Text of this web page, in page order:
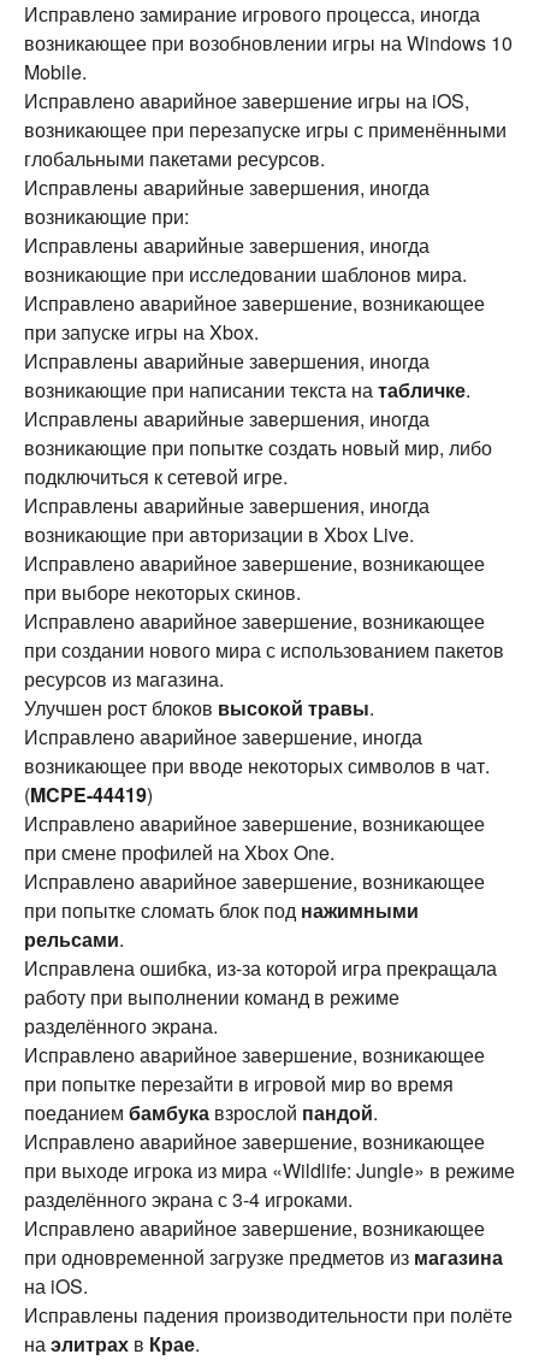
Исправлено замирание игрового процесса, иногда
возникающее при возобновлении игры на Windows 10
Mobile.
Исправлено аварийное завершение игры на iOS,
возникающее при перезапуске игры с применёнными
глобальными пакетами ресурсов.
Исправлены аварийные завершения, иногда
возникающие при:
Исправлены аварийные завершения, иногда
возникающие при исследовании шаблонов мира.
Исправлено аварийное завершение, возникающее
при запуске игры на Xbox.
Исправлены аварийные завершения, иногда
возникающие при написании текста натабличке.
Исправлены аварийные завершения, иногда
возникающие при попытке создать новый мир, либо
подключиться к сетевой игре.
Исправлены аварийные завершения, иногда
возникающие при авторизации в Xbox Live.
Исправлено аварийное завершение, возникающее
при выборе некоторых скинов.
Исправлено аварийное завершение, возникающее
при создании нового мира с использованием пакетов
ресурсов из магазина.
Улучшен рост блоков высокой травы.
Исправлено аварийное завершение, иногда
возникающее при вводе некоторых символов в чат.
(MCPE-44419)
Исправлено аварийное завершение, возникающее
при смене профилей на Xbox One.
Исправлено аварийное завершение, возникающее
при попытке сломать блок под нажимными
рельсами.
Исправлена ошибка, из-за которой игра прекращала
работу при выполнении команд в режиме
разделённого экрана.
Исправлено аварийное завершение, возникающее
при попытке перезайти в игровой мир во время
поеданием бамбука взрослой пандой.
Исправлено аварийное завершение, возникающее
при выходе игрока из мира «Wildlife: Jungle» в режиме
разделённого экрана с 3-4 игроками.
Исправлено аварийное завершение, возникающее
при одновременной загрузке предметов из магазина
на iOS.
Исправлены падения производительности при полёте
наэлитрах в Крае.